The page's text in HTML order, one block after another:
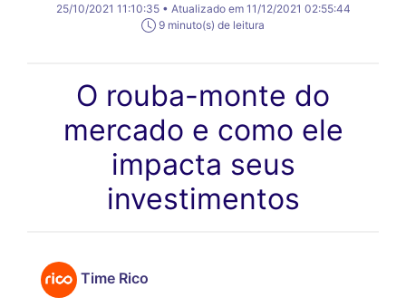
25/10/2021 11:10:35 • Atualizado em 11/12/2021 02:55:44
9 minuto(s) de leitura
O rouba-monte do
mercado e como ele
impacta seus
investimentos
Time Rico